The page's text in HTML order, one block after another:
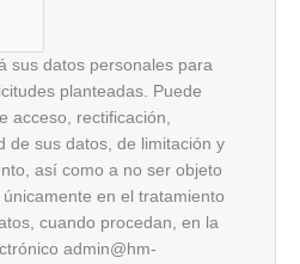
sus datos personales para
planteadas. Puede
acceso, rectificación,
de sus datos, de limitación y
así como a no ser objeto
en el tratamiento
cuando procedan, en la
admin@hm-